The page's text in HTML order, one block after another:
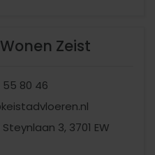
Zeist
55 80 46
3, 3701 EW